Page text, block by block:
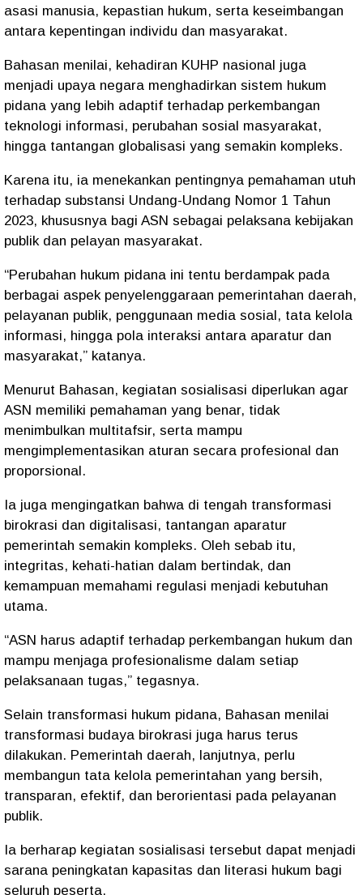
asasi manusia, kepastian hukum, serta keseimbangan
antara kepentingan individu dan masyarakat.
Bahasan menilai, kehadiran KUHP nasional juga
menjadi upaya negara menghadirkan sistem hukum
pidana yang lebih adaptif terhadap perkembangan
teknologi informasi, perubahan sosial masyarakat,
hingga tantangan globalisasi yang semakin kompleks.
Karena itu, ia menekankan pentingnya pemahaman utuh
terhadap substansi Undang-Undang Nomor 1 Tahun
2023, khususnya bagi ASN sebagai pelaksana kebijakan
publik dan pelayan masyarakat.
“Perubahan hukum pidana ini tentu berdampak pada
berbagai aspek penyelenggaraan pemerintahan daerah,
pelayanan publik, penggunaan media sosial, tata kelola
informasi, hingga pola interaksi antara aparatur dan
masyarakat,” katanya.
Menurut Bahasan, kegiatan sosialisasi diperlukan agar
ASN memiliki pemahaman yang benar, tidak
menimbulkan multitafsir, serta mampu
mengimplementasikan aturan secara profesional dan
proporsional.
Ia juga mengingatkan bahwa di tengah transformasi
birokrasi dan digitalisasi, tantangan aparatur
pemerintah semakin kompleks. Oleh sebab itu,
integritas, kehati-hatian dalam bertindak, dan
kemampuan memahami regulasi menjadi kebutuhan
utama.
“ASN harus adaptif terhadap perkembangan hukum dan
mampu menjaga profesionalisme dalam setiap
pelaksanaan tugas,” tegasnya.
Selain transformasi hukum pidana, Bahasan menilai
transformasi budaya birokrasi juga harus terus
dilakukan. Pemerintah daerah, lanjutnya, perlu
membangun tata kelola pemerintahan yang bersih,
transparan, efektif, dan berorientasi pada pelayanan
publik.
Ia berharap kegiatan sosialisasi tersebut dapat menjadi
sarana peningkatan kapasitas dan literasi hukum bagi
seluruh peserta.